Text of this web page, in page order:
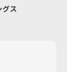
グス